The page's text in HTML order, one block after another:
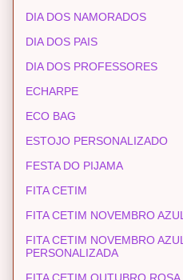
DIA DOS NAMORADOS
DIA DOS PAIS
DIA DOS PROFESSORES
ECHARPE
ECO BAG
ESTOJO PERSONALIZADO
FESTA DO PIJAMA
FITA CETIM
FITA CETIM NOVEMBRO AZUL
FITA CETIM NOVEMBRO AZUL
PERSONALIZADA
FITA CETIM OUTUBRO ROSA